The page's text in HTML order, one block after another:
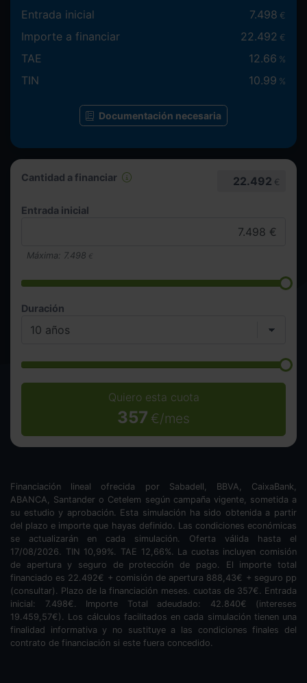
Cantidad a financiar 22.492 €
Entrada inicial
Máxima: 7.498 €
Duración
Quiero esta cuota
357 €/mes
Entrada inicial 7.498 €
Importe a financiar 22.492 €
TAE 12.66 %
TIN 10.99 %
Documentación necesaria
Financiación lineal ofrecida por Sabadell, BBVA, CaixaBank,
ABANCA, Santander o Cetelem según campaña vigente, sometida a
su estudio y aprobación. Esta simulación ha sido obtenida a partir
del plazo e importe que hayas definido. Las condiciones económicas
se actualizarán en cada simulación. Oferta válida hasta el
17/08/2026. TIN 10,99%. TAE 12,66%. La cuotas incluyen comisión
de apertura y seguro de protección de pago. El importe total
financiado es 22.492€ + comisión de apertura 888,43€ + seguro pp
(consultar). Plazo de la financiación meses. cuotas de 357€. Entrada
inicial: 7.498€. Importe Total adeudado: 42.840€ (intereses
19.459,57€). Los cálculos facilitados en cada simulación tienen una
finalidad informativa y no sustituye a las condiciones finales del
contrato de financiación si este fuera concedido.